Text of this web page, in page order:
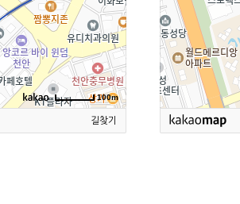
100m
길찾기